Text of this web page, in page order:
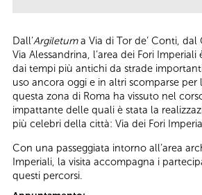
Dall’Argiletuma Via di Tor de’ Conti, dal
Via Alessandrina, l’area dei Fori Imperiali
dai tempi più antichi da strade
uso ancora oggi e in altri scomparse
questa zona di Roma ha vissuto nel
impattante delle quali è stata la
più celebri della città: Via dei Fori
Con una passeggiata intorno all’area
Imperiali, la visita accompagna i
questi percorsi.